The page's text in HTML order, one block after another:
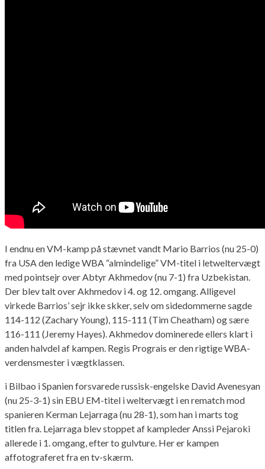
I endnu en VM-kamp på stævnet vandt Mario Barrios (nu 25-0)
fra USA den ledige WBA “almindelige” VM-titel i letweltervægt
med pointsejr over Abtyr Akhmedov (nu 7-1) fra Uzbekistan.
Der blev talt over Akhmedov i 4. og 12. omgang. Alligevel
virkede Barrios’ sejr ikke skker, selv om sidedommerne sagde
114-112 (Zachary Young), 115-111 (Tim Cheatham) og sære
116-111 (Jeremy Hayes). Akhmedov dominerede ellers klart i
anden halvdel af kampen. Regis Prograis er den rigtige WBA-
verdensmester i vægtklassen.
i Bilbao i Spanien forsvarede russisk-engelske David Avenesyan
(nu 25-3-1) sin EBU EM-titel i weltervægt i en rematch mod
spanieren Kerman Lejarraga (nu 28-1), som han i marts tog
titlen fra. Lejarraga blev stoppet af kampleder Anssi Pejaroki
allerede i 1. omgang, efter to gulvture. Her er kampen
affotograferet fra en tv-skærm.